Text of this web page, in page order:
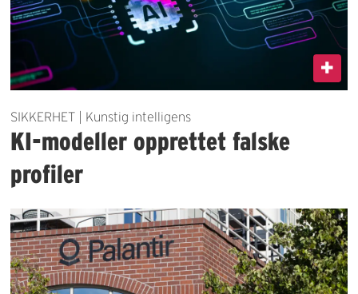
SIKKERHET | Kunstig intelligens
KI-modeller opprettet falske
profiler